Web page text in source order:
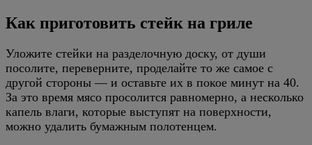
Как приготовить стейк на гриле
Уложите стейки на разделочную доску, от души
посолите, переверните, проделайте то же самое с
другой стороны — и оставьте их в покое минут на 40.
За это время мясо просолится равномерно, а несколько
капель влаги, которые выступят на поверхности,
можно удалить бумажным полотенцем.